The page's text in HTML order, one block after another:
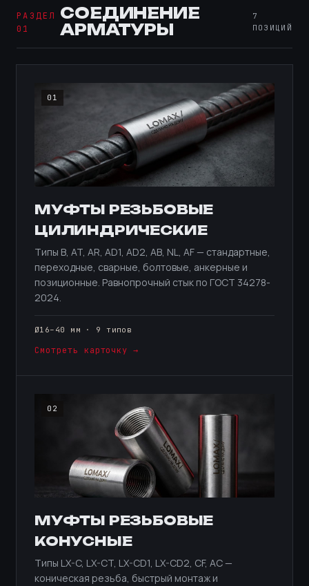
РАЗДЕЛ
01
СОЕДИНЕНИЕ
АРМАТУРЫ
7
ПОЗИЦИЙ
01
МУФТЫ РЕЗЬБОВЫЕ
ЦИЛИНДРИЧЕСКИЕ
Типы B, AT, AR, AD1, AD2, AB, NL, AF — стандартные,
переходные, сварные, болтовые, анкерные и
позиционные. Равнопрочный стык по ГОСТ 34278-
2024.
Ø16–40 мм · 9 типов
Смотреть карточку →
02
МУФТЫ РЕЗЬБОВЫЕ
КОНУСНЫЕ
Типы LX-C, LX-CT, LX-CD1, LX-CD2, CF, AC —
коническая резьба, быстрый монтаж и